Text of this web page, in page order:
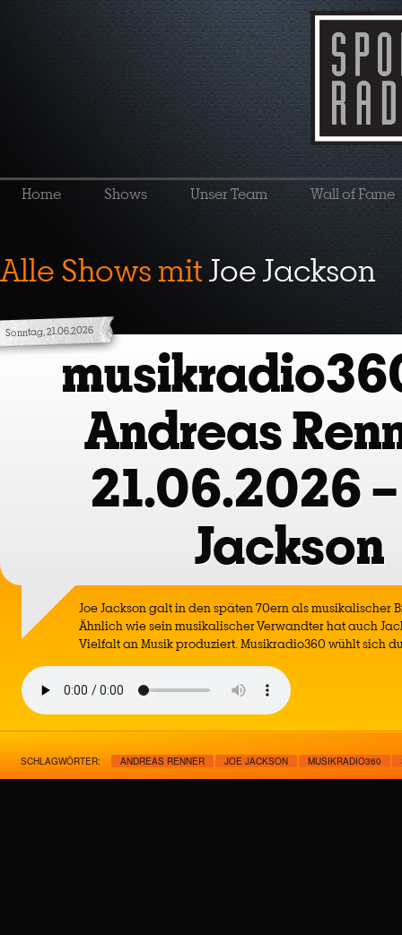
Home Shows Unser Team Wall of Fame
Alle Shows mitJoe Jackson
Sonntag, 21.06.2026
Andreas
21.06.2026
Jackson
Joe Jackson galt in den späten 70ern als musikalischer
Ähnlich wie sein musikalischer Verwandter hat auch
Vielfalt an Musik produziert. Musikradio360 wühlt sich
SCHLAGWÖRTER: ANDREAS RENNER JOE JACKSON MUSIKRADIO360